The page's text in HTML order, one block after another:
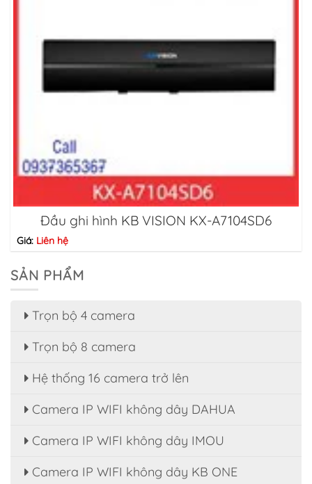
Đầu ghi hình KB VISION KX-A7104SD6
Giá: Liên hệ
SẢN PHẨM
Trọn bộ 4 camera
Trọn bộ 8 camera
Hệ thống 16 camera trở lên
Camera IP WIFI không dây DAHUA
Camera IP WIFI không dây IMOU
Camera IP WIFI không dây KB ONE